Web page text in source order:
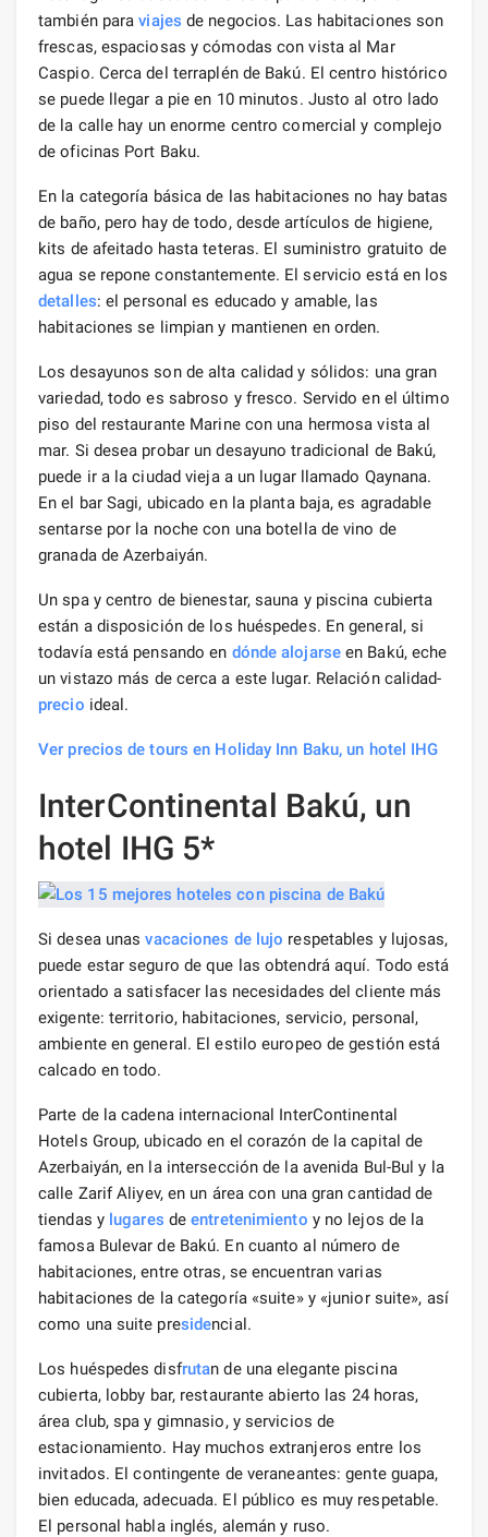
también paraviajes de negocios. Las habitaciones son
frescas, espaciosas y cómodas con vista al Mar
Caspio. Cerca del terraplén de Bakú. El centro histórico
se puede llegar a pie en 10 minutos. Justo al otro lado
de la calle hay un enorme centro comercial y complejo
de oficinas Port Baku.
En la categoría básica de las habitaciones no hay batas
de baño, pero hay de todo, desde artículos de higiene,
kits de afeitado hasta teteras. El suministro gratuito de
agua se repone constantemente. El servicio está en los
detalles: el personal es educado y amable, las
habitaciones se limpian y mantienen en orden.
Los desayunos son de alta calidad y sólidos: una gran
variedad, todo es sabroso y fresco. Servido en el último
piso del restaurante Marine con una hermosa vista al
mar. Si desea probar un desayuno tradicional de Bakú,
puede ir a la ciudad vieja a un lugar llamado Qaynana.
En el bar Sagi, ubicado en la planta baja, es agradable
sentarse por la noche con una botella de vino de
granada de Azerbaiyán.
Un spa y centro de bienestar, sauna y piscina cubierta
están a disposición de los huéspedes. En general, si
todavía está pensando en dónde alojarseen Bakú, eche
un vistazo más de cerca a este lugar. Relación calidad-
precio ideal.
Ver precios de tours en Holiday Inn Baku, un hotel IHG
InterContinental Bakú, un
hotel IHG 5*
Si desea unasvacaciones de lujo respetables y lujosas,
puede estar seguro de que las obtendrá aquí. Todo está
orientado a satisfacer las necesidades del cliente más
exigente: territorio, habitaciones, servicio, personal,
ambiente en general. El estilo europeo de gestión está
calcado en todo.
Parte de la cadena internacional InterContinental
Hotels Group, ubicado en el corazón de la capital de
Azerbaiyán, en la intersección de la avenida Bul-Bul y la
calle Zarif Aliyev, en un área con una gran cantidad de
tiendas y lugares deentretenimiento y no lejos de la
famosa Bulevar de Bakú. En cuanto al número de
habitaciones, entre otras, se encuentran varias
habitaciones de la categoría «suite» y «junior suite», así
como una suite presidencial.
Los huéspedes disfrutan de una elegante piscina
cubierta, lobby bar, restaurante abierto las 24 horas,
área club, spa y gimnasio, y servicios de
estacionamiento. Hay muchos extranjeros entre los
invitados. El contingente de veraneantes: gente guapa,
bien educada, adecuada. El público es muy respetable.
El personal habla inglés, alemán y ruso.